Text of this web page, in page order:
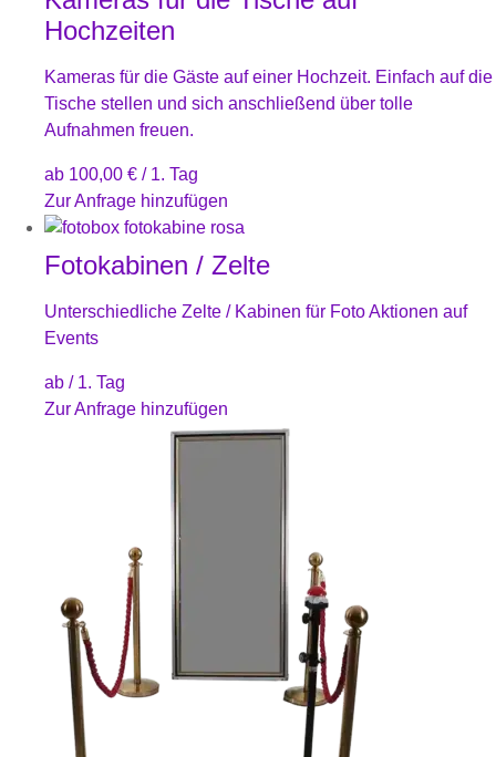
Hochzeiten
Kameras für die Gäste auf einer Hochzeit. Einfach auf die
Tische stellen und sich anschließend über tolle
Aufnahmen freuen.
ab 100,00 € / 1. Tag
Zur Anfrage hinzufügen
Fotokabinen / Zelte
Unterschiedliche Zelte / Kabinen für Foto Aktionen auf
Events
ab / 1. Tag
Zur Anfrage hinzufügen